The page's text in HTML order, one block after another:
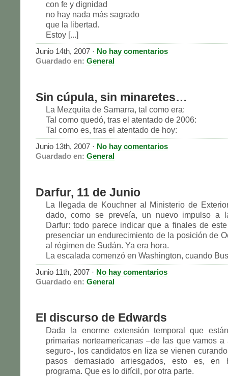
con fe y dignidad
no hay nada más sagrado
que la libertad.
Estoy [...]
Junio 14th, 2007 · No hay comentarios
Guardado en: General
Sin cúpula, sin minaretes…
La Mezquita de Samarra, tal como era:
Tal como quedó, tras el atentado de 2006:
Tal como es, tras el atentado de hoy:
Junio 13th, 2007 · No hay comentarios
Guardado en: General
Darfur, 11 de Junio
La llegada de Kouchner al Ministerio de
dado, como se preveía, un nuevo impulso a
Darfur: todo parece indicar que a finales de
presenciar un endurecimiento de la posición de
al régimen de Sudán. Ya era hora.
La escalada comenzó en Washington, cuando
Junio 11th, 2007 · No hay comentarios
Guardado en: General
El discurso de Edwards
Dada la enorme extensión temporal que
primarias norteamericanas –de las que vamos a
seguro-, los candidatos en liza se vienen
pasos demasiado arriesgados, esto es, en
programa. Que es lo difícil, por otra parte.